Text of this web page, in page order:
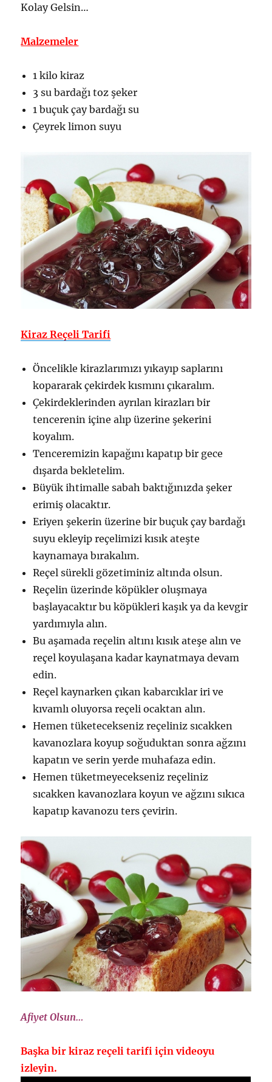
Kolay Gelsin…
Malzemeler
1 kilo kiraz
3 su bardağı toz şeker
1 buçuk çay bardağı su
Çeyrek limon suyu
Kiraz Reçeli Tarifi
Öncelikle kirazlarımızı yıkayıp saplarını
kopararak çekirdek kısmını çıkaralım.
Çekirdeklerinden ayrılan kirazları bir
tencerenin içine alıp üzerine şekerini
koyalım.
Tenceremizin kapağını kapatıp bir gece
dışarda bekletelim.
Büyük ihtimalle sabah baktığınızda şeker
erimiş olacaktır.
Eriyen şekerin üzerine bir buçuk çay bardağı
suyu ekleyip reçelimizi kısık ateşte
kaynamaya bırakalım.
Reçel sürekli gözetiminiz altında olsun.
Reçelin üzerinde köpükler oluşmaya
başlayacaktır bu köpükleri kaşık ya da kevgir
yardımıyla alın.
Bu aşamada reçelin altını kısık ateşe alın ve
reçel koyulaşana kadar kaynatmaya devam
edin.
Reçel kaynarken çıkan kabarcıklar iri ve
kıvamlı oluyorsa reçeli ocaktan alın.
Hemen tüketecekseniz reçeliniz sıcakken
kavanozlara koyup soğuduktan sonra ağzını
kapatın ve serin yerde muhafaza edin.
Hemen tüketmeyecekseniz reçeliniz
sıcakken kavanozlara koyun ve ağzını sıkıca
kapatıp kavanozu ters çevirin.
Afiyet Olsun…
Başka bir kiraz reçeli tarifi için videoyu
izleyin.